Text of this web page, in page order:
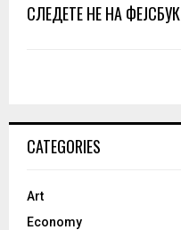
СЛЕДЕТЕ НЕ НА ФЕЈСБУК
CATEGORIES
Art
Economy